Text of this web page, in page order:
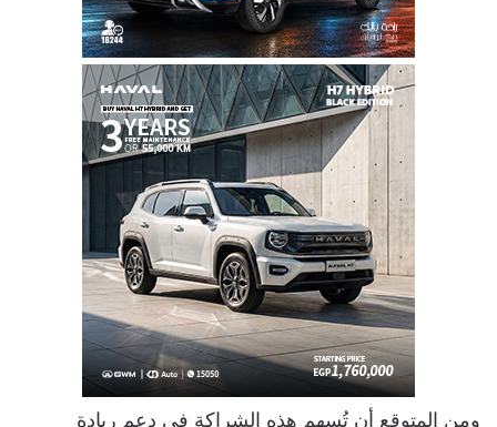
ومن المتوقع أن تُسهم هذه الشراكة في دعم ريادة